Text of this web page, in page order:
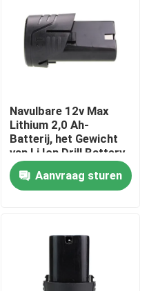
Navulbare 12v Max
Lithium 2,0 Ah-
Batterij, het Gewicht
van Li Ion Drill Battery
556g
Aanvraag sturen